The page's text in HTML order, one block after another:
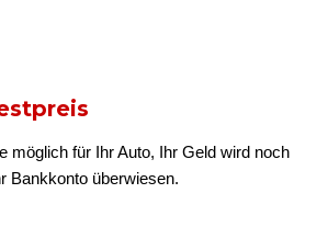
möglich für Ihr Auto, Ihr Geld wird noch
Bankkonto überwiesen.